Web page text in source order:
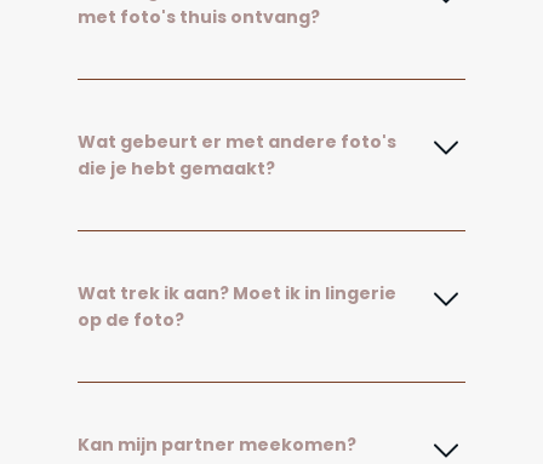
Kan mijn partner meekomen?
Wat trek ik aan? Moet ik in lingerie
op de foto?
Wat gebeurt er met andere foto's
die je hebt gemaakt?
met foto's thuis ontvang?